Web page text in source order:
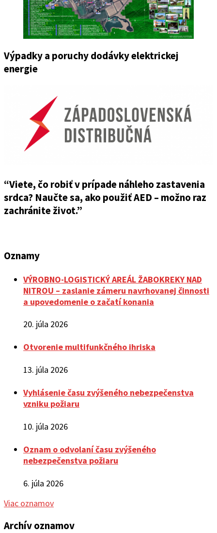
Výpadky a poruchy dodávky elektrickej
energie
“Viete, čo robiť v prípade náhleho zastavenia
srdca? Naučte sa, ako použiť AED – možno raz
zachránite život.”
Oznamy
VÝROBNO-LOGISTICKÝ AREÁL ŽABOKREKY NAD
NITROU – zaslanie zámeru navrhovanej činnosti
a upovedomenie o začatí konania
20. júla 2026
Otvorenie multifunkčného ihriska
13. júla 2026
Vyhlásenie času zvýšeného nebezpečenstva
vzniku požiaru
10. júla 2026
Oznam o odvolaní času zvýšeného
nebezpečenstva požiaru
6. júla 2026
Viac oznamov
Archív oznamov